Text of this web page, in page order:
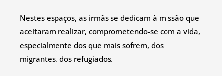
Nestes espaços, as irmãs se dedicam à missão que
aceitaram realizar, comprometendo-se com a vida,
especialmente dos que mais sofrem, dos
migrantes, dos refugiados.